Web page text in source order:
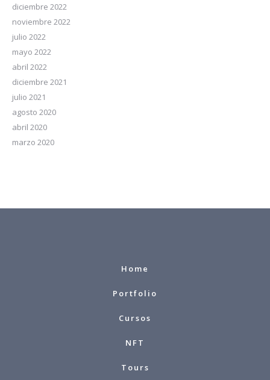
diciembre 2022
noviembre 2022
julio 2022
mayo 2022
abril 2022
diciembre 2021
julio 2021
agosto 2020
abril 2020
marzo 2020
Home
Portfolio
Cursos
NFT
Tours